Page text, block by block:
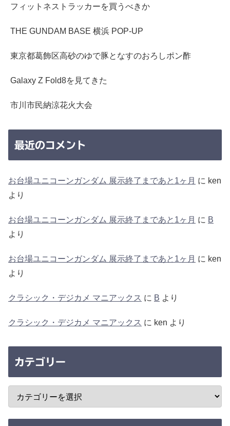
フィットネストラッカーを買うべきか
THE GUNDAM BASE 横浜 POP-UP
東京都葛飾区高砂のゆで豚となすのおろしポン酢
Galaxy Z Fold8を見てきた
市川市民納涼花火大会
最近のコメント
お台場ユニコーンガンダム 展示終了まであと1ヶ月 に ken
より
お台場ユニコーンガンダム 展示終了まであと1ヶ月 に B
より
お台場ユニコーンガンダム 展示終了まであと1ヶ月 に ken
より
クラシック・デジカメ マニアックス に B より
クラシック・デジカメ マニアックス に ken より
カテゴリー